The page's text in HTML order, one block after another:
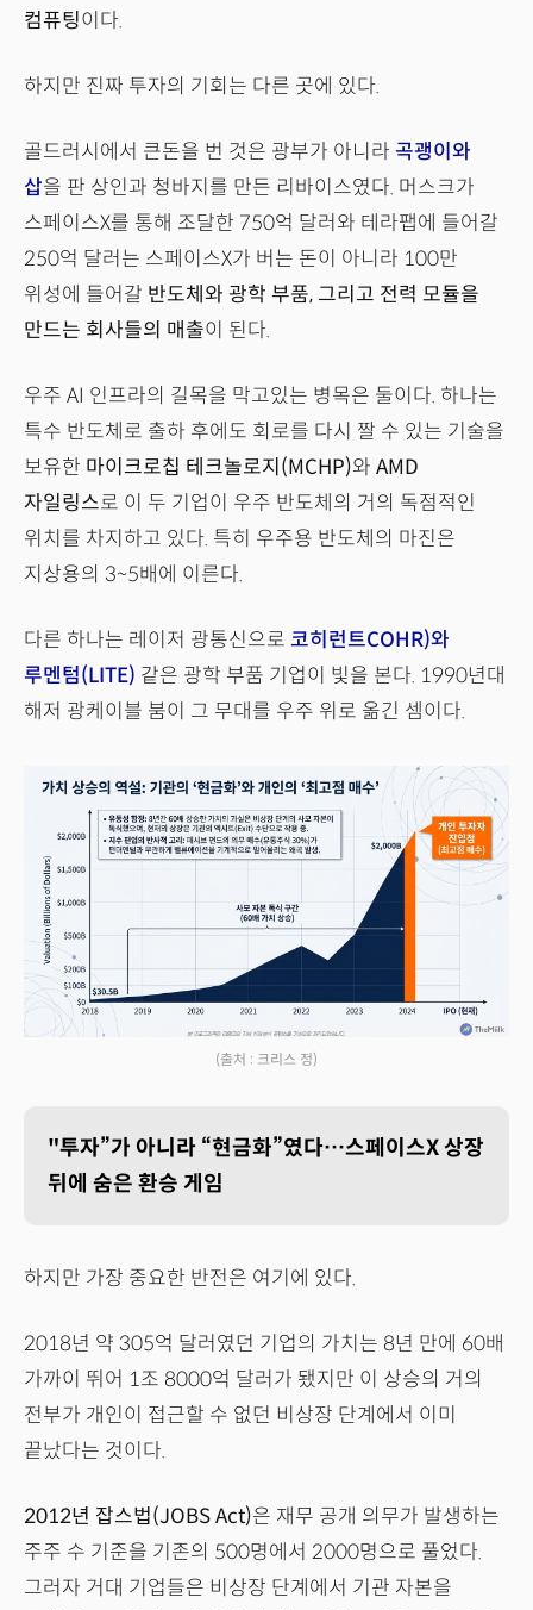
컴퓨팅이다.
하지만 진짜 투자의 기회는 다른 곳에 있다.
골드러시에서 큰돈을 번 것은 광부가 아니라 곡괭이와
삽을 판 상인과 청바지를 만든 리바이스였다. 머스크가
스페이스X를 통해 조달한 750억 달러와 테라팹에 들어갈
250억 달러는 스페이스X가 버는 돈이 아니라 100만
위성에 들어갈 반도체와 광학 부품, 그리고 전력 모듈을
만드는 회사들의 매출이 된다.
우주 AI 인프라의 길목을 막고있는 병목은 둘이다. 하나는
특수 반도체로 출하 후에도 회로를 다시 짤 수 있는 기술을
보유한 마이크로칩 테크놀로지(MCHP)와 AMD
자일링스로 이 두 기업이 우주 반도체의 거의 독점적인
위치를 차지하고 있다. 특히 우주용 반도체의 마진은
지상용의 3~5배에 이른다.
다른 하나는 레이저 광통신으로 코히런트COHR)와
루멘텀(LITE) 같은 광학 부품 기업이 빛을 본다. 1990년대
해저 광케이블 붐이 그 무대를 우주 위로 옮긴 셈이다.
(출처 : 크리스 정)
"투자”가 아니라 “현금화”였다…스페이스X 상장
뒤에 숨은 환승 게임
하지만 가장 중요한 반전은 여기에 있다.
2018년 약 305억 달러였던 기업의 가치는 8년 만에 60배
가까이 뛰어 1조 8000억 달러가 됐지만 이 상승의 거의
전부가 개인이 접근할 수 없던 비상장 단계에서 이미
끝났다는 것이다.
2012년 잡스법(JOBS Act)은 재무 공개 의무가 발생하는
주주 수 기준을 기존의 500명에서 2000명으로 풀었다.
그러자 거대 기업들은 비상장 단계에서 기관 자본을